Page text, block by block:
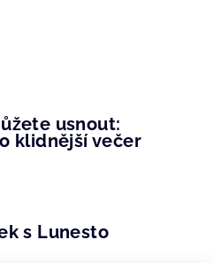
usnout:
klidnější večer
s Lunesto